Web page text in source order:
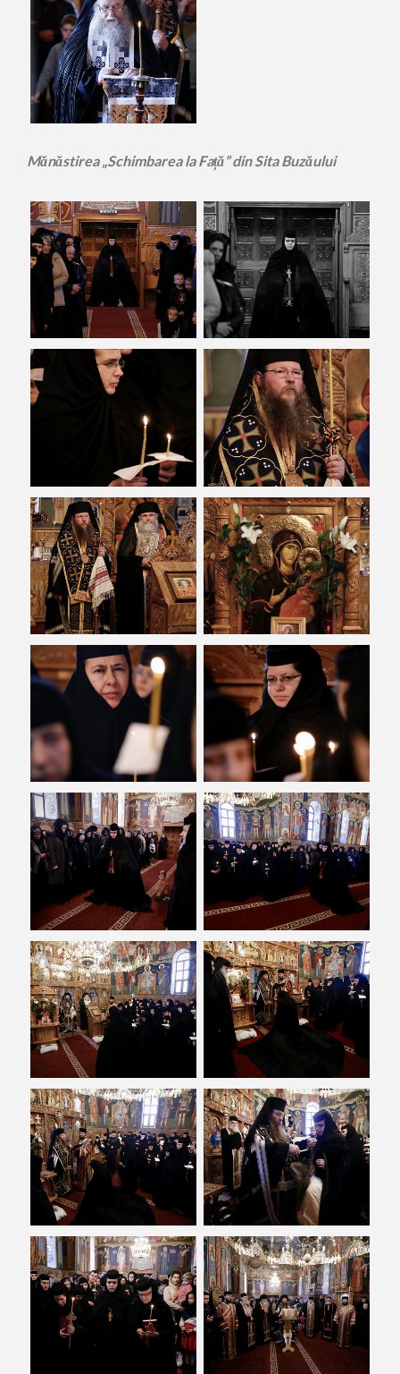
Mănăstirea „Schimbarea la Față” din Sita Buzăului